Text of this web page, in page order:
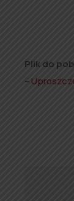
Plik do
–